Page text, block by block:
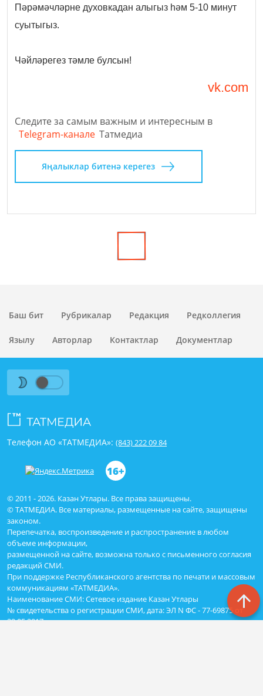
Пәрәмәчләрне духовкадан алыгыз һәм 5-10 минут
суытыгыз.
Чәйләрегез тәмле булсын!
vk.com
Следите за самым важным и интересным в
Telegram-канале Татмедиа
Яңалыклар битенә керегез
Баш бит Рубрикалар Редакция Редколлегия
Язылу Авторлар Контактлар Документлар
© 2011 - 2026. Казан Утлары. Все права защищены.
© ТАТМЕДИА. Все материалы, размещенные на сайте, защищены
законом.
Перепечатка, воспроизведение и распространение в любом
объеме информации,
размещенной на сайте, возможна только с письменного согласия
редакций СМИ.
При поддержке Республиканского агентства по печати и массовым
коммуникациям «ТАТМЕДИА».
Наименование СМИ: Сетевое издание Казан Утлары
№ свидетельства о регистрации СМИ, дата: ЭЛ N ФС - 77-69875 от
29.05.2017
Телефон АО «ТАТМЕДИА»: (843) 222 09 84
16+